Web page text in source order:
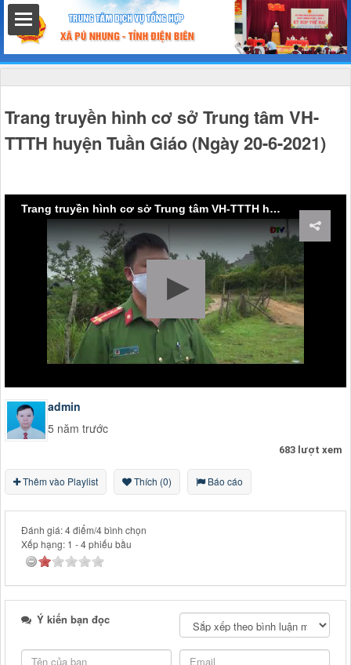
Trang truyền hình cơ sở Trung tâm VH-
TTTH huyện Tuần Giáo (Ngày 20-6-2021)
Trang truyền hình cơ sở Trung tâm VH-TTTH huyện Tuần Giáo (Ngày 20-6-2021)
admin
5 năm trước
683 lượt xem
Thêm vào Playlist Thích (0) Báo cáo
Đánh giá: 4 điểm/4 bình chọn
Xếp hạng: 1 -4phiếu bầu
Ý kiến bạn đọc